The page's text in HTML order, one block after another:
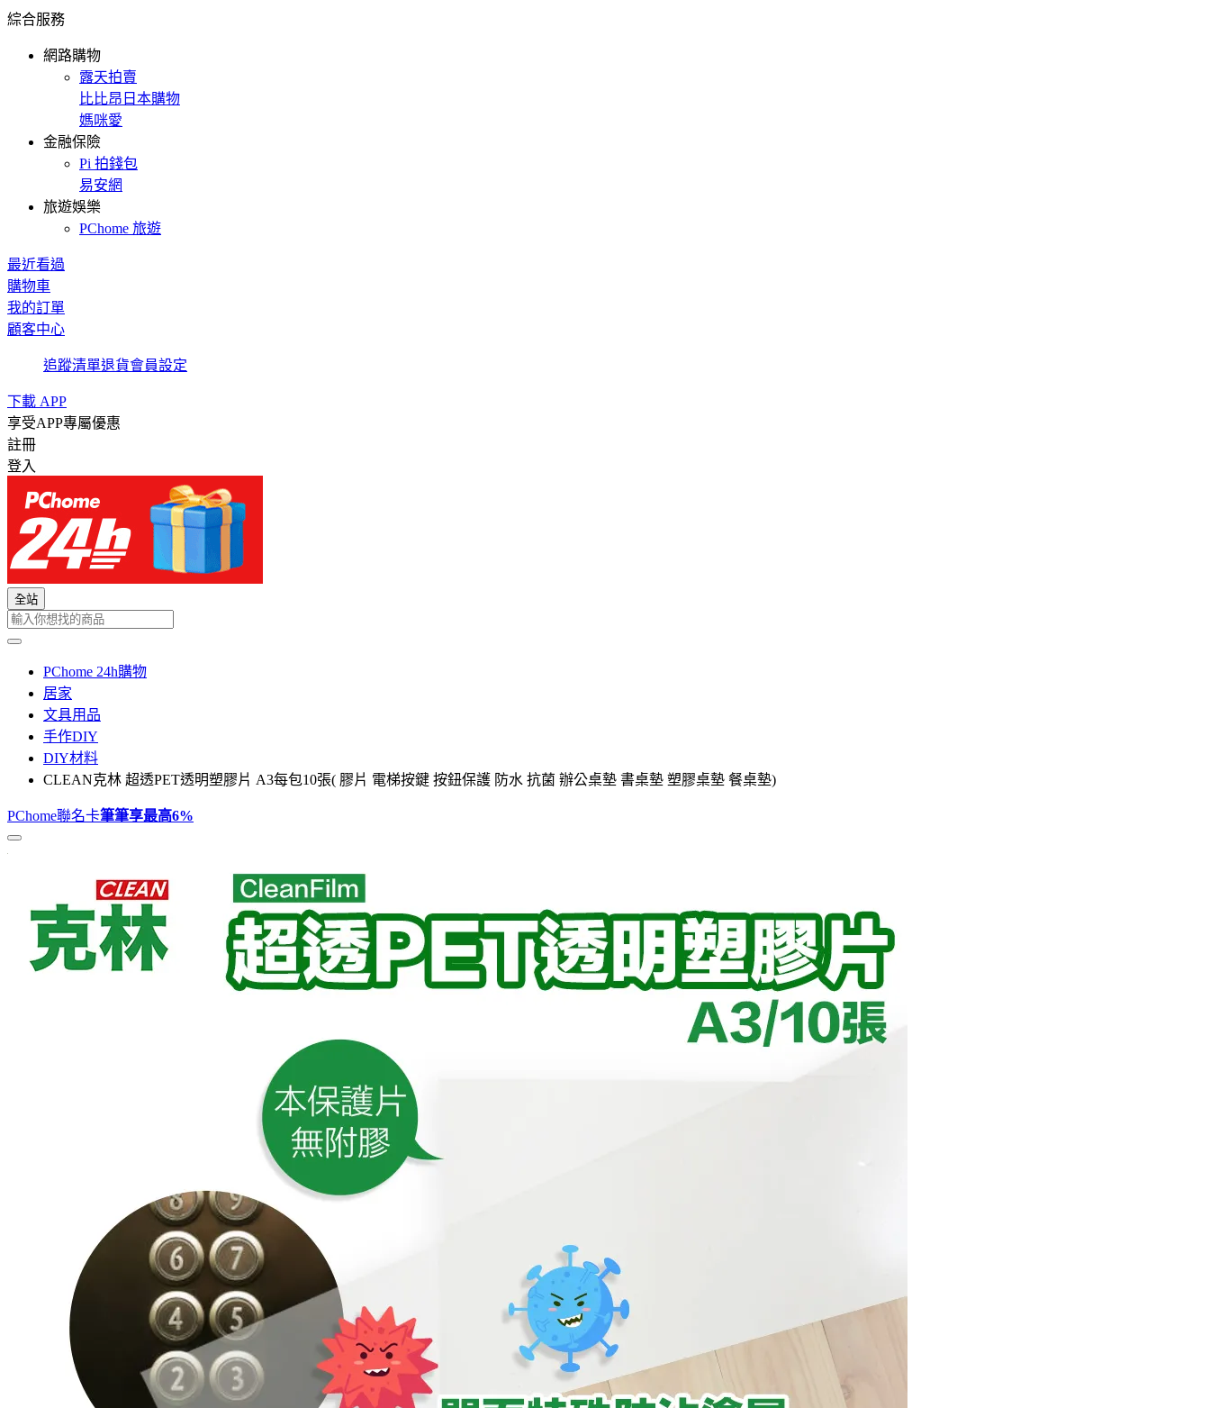
綜合服務
網路購物
露天拍賣
比比昂日本購物
媽咪愛
金融保險
Pi 拍錢包
易安網
旅遊娛樂
PChome 旅遊
最近看過
購物車
我的訂單
顧客中心
追蹤清單退貨會員設定
下載 APP
享受APP專屬優惠
註冊
登入
全站
PChome 24h購物
居家
文具用品
手作DIY
DIY材料
CLEAN克林 超透PET透明塑膠片 A3每包10張( 膠片 電梯按鍵 按鈕保護 防水 抗菌 辦公桌墊 書桌墊 塑膠桌墊 餐桌墊)
PChome聯名卡筆筆享最高6%